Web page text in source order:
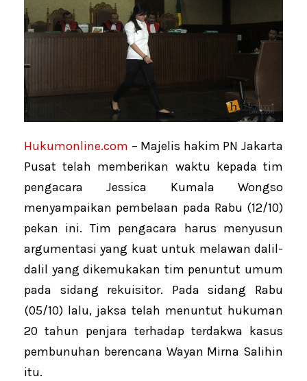
Hukumonline.com – Majelis hakim PN Jakarta
Pusat telah memberikan waktu kepada tim
pengacara Jessica Kumala Wongso
menyampaikan pembelaan pada Rabu (12/10)
pekan ini. Tim pengacara harus menyusun
argumentasi yang kuat untuk melawan dalil-
dalil yang dikemukakan tim penuntut umum
pada sidang rekuisitor. Pada sidang Rabu
(05/10) lalu, jaksa telah menuntut hukuman
20 tahun penjara terhadap terdakwa kasus
pembunuhan berencana Wayan Mirna Salihin
itu.